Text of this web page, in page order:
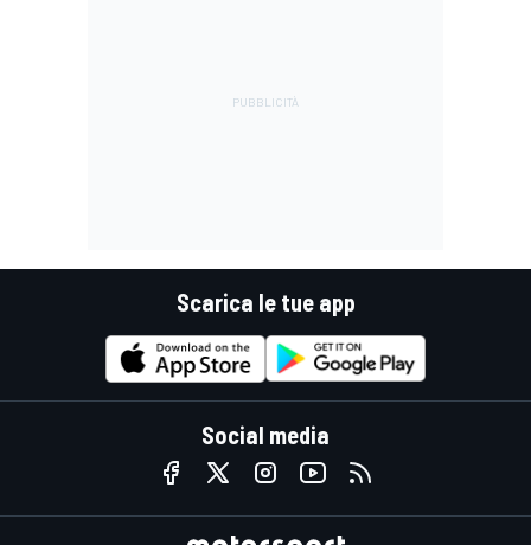
Scarica le tue app
Social media